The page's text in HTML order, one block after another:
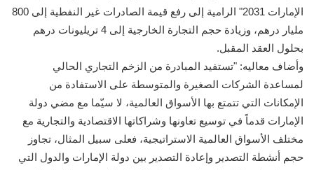
الإمارات 2031" الرامية إلى رفع قيمة الصادرات غير النفطية إلى 800
مليار درهم، وزيادة حجم التجارة الخارجية إلى 4 تريليونات درهم
بحلول العقد المقبل.
وأضاف معاليه: "تستفيد المبادرة من الزخم التجاري الحالي
لمساعدة الشركات الصغيرة والمتوسطة على الاستفادة من
الإمكانات التي تتمتع بها الأسواق العالمية، لا سيّما مع مضي دولة
الإمارات قدماً في توسيع تعاونها وشراكاتها الاقتصادية والتجارية مع
مختلف الأسواق العالمية الاستراتيجية، فعلى سبيل المثال، تجاوز
حجم أنشطة التصدير وإعادة التصدير بين دولة الإمارات والدول التي